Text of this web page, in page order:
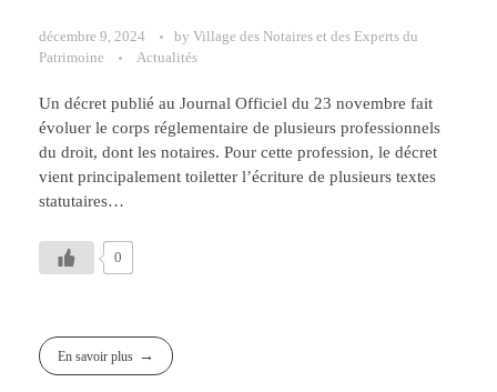
décembre 9, 2024 by Village des Notaires et des Experts du
Patrimoine
Actualités
Un décret publié au Journal Officiel du 23 novembre fait
évoluer le corps réglementaire de plusieurs professionnels
du droit, dont les notaires. Pour cette profession, le décret
vient principalement toiletter l’écriture de plusieurs textes
statutaires…
0
En savoir plus